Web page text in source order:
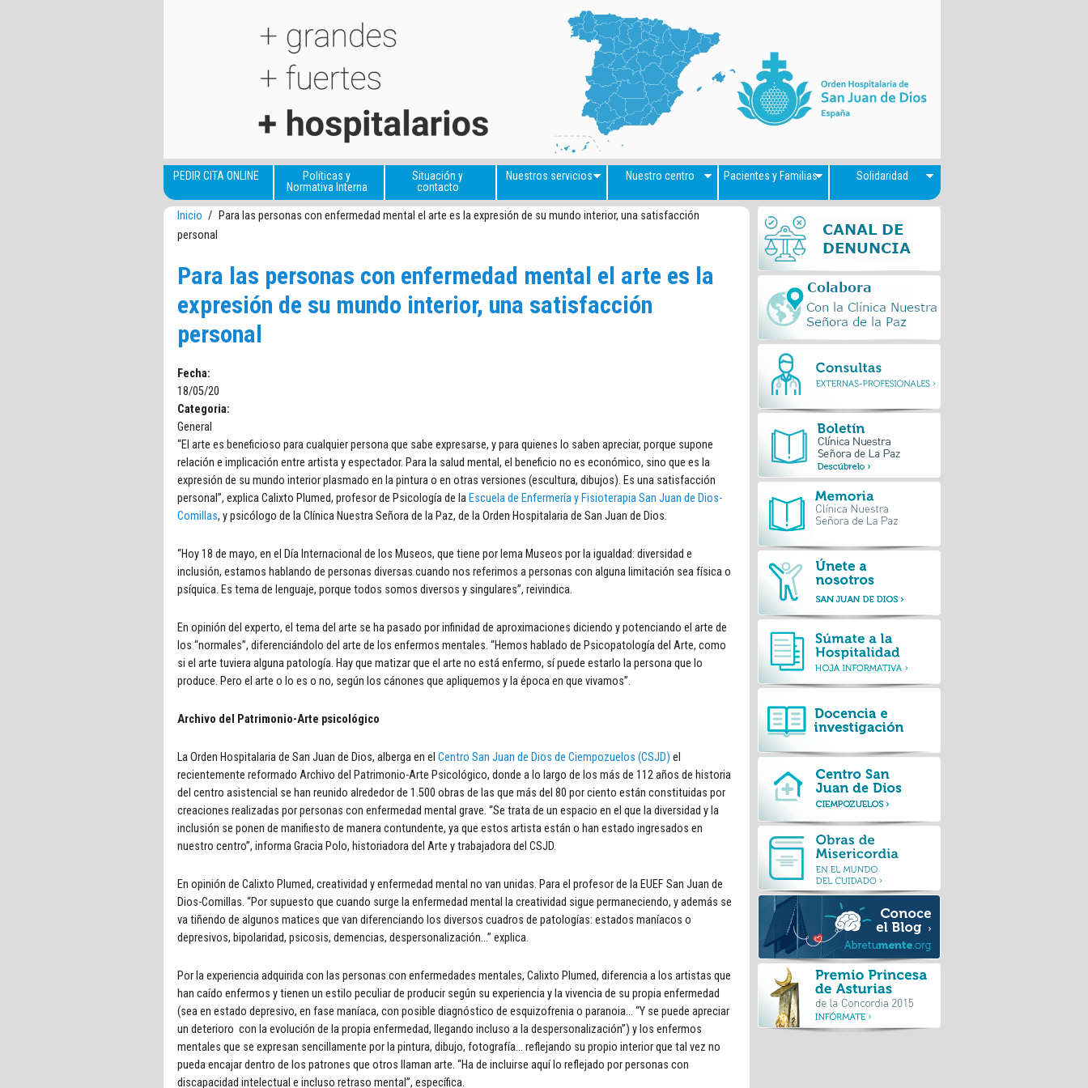
PEDIR CITA ONLINE
Políticas y
Normativa Interna
Situación y
contacto
Nuestros servicios Nuestro centro Pacientes y Familias Solidaridad
Inicio / Para las personas con enfermedad mental el arte es la expresión de su mundo interior, una satisfacción
personal
Para las personas con enfermedad mental el arte es la
expresión de su mundo interior, una satisfacción
personal
Fecha:
18/05/20
Categoria:
General
“El arte es beneficioso para cualquier persona que sabe expresarse, y para quienes lo saben apreciar, porque supone
relación e implicación entre artista y espectador. Para la salud mental, el beneficio no es económico, sino que es la
expresión de su mundo interior plasmado en la pintura o en otras versiones (escultura, dibujos). Es una satisfacción
personal”, explica Calixto Plumed, profesor de Psicología de la Escuela de Enfermería y Fisioterapia San Juan de Dios-
Comillas, y psicólogo de la Clínica Nuestra Señora de la Paz, de la Orden Hospitalaria de San Juan de Dios.
“Hoy 18 de mayo, en el Día Internacional de los Museos, que tiene por lema Museos por la igualdad: diversidad e
inclusión, estamos hablando de personas diversas cuando nos referimos a personas con alguna limitación sea física o
psíquica. Es tema de lenguaje, porque todos somos diversos y singulares”, reivindica.
En opinión del experto, el tema del arte se ha pasado por infinidad de aproximaciones diciendo y potenciando el arte de
los “normales”, diferenciándolo del arte de los enfermos mentales. “Hemos hablado de Psicopatología del Arte, como
si el arte tuviera alguna patología. Hay que matizar que el arte no está enfermo, sí puede estarlo la persona que lo
produce. Pero el arte o lo es o no, según los cánones que apliquemos y la época en que vivamos”.
Archivo del Patrimonio-Arte psicológico
La Orden Hospitalaria de San Juan de Dios, alberga en el Centro San Juan de Dios de Ciempozuelos (CSJD) el
recientemente reformado Archivo del Patrimonio-Arte Psicológico, donde a lo largo de los más de 112 años de historia
del centro asistencial se han reunido alrededor de 1.500 obras de las que más del 80 por ciento están constituidas por
creaciones realizadas por personas con enfermedad mental grave. “Se trata de un espacio en el que la diversidad y la
inclusión se ponen de manifiesto de manera contundente, ya que estos artista están o han estado ingresados en
nuestro centro”, informa Gracia Polo, historiadora del Arte y trabajadora del CSJD.
En opinión de Calixto Plumed, creatividad y enfermedad mental no van unidas. Para el profesor de la EUEF San Juan de
Dios-Comillas. “Por supuesto que cuando surge la enfermedad mental la creatividad sigue permaneciendo, y además se
va tiñendo de algunos matices que van diferenciando los diversos cuadros de patologías: estados maníacos o
depresivos, bipolaridad, psicosis, demencias, despersonalización…” explica.
Por la experiencia adquirida con las personas con enfermedades mentales, Calixto Plumed, diferencia a los artistas que
han caído enfermos y tienen un estilo peculiar de producir según su experiencia y la vivencia de su propia enfermedad
(sea en estado depresivo, en fase maníaca, con posible diagnóstico de esquizofrenia o paranoia… “Y se puede apreciar
un deterioro con la evolución de la propia enfermedad, llegando incluso a la despersonalización”) y los enfermos
mentales que se expresan sencillamente por la pintura, dibujo, fotografía… reflejando su propio interior que tal vez no
pueda encajar dentro de los patrones que otros llaman arte. “Ha de incluirse aquí lo reflejado por personas con
discapacidad intelectual e incluso retraso mental”, específica.